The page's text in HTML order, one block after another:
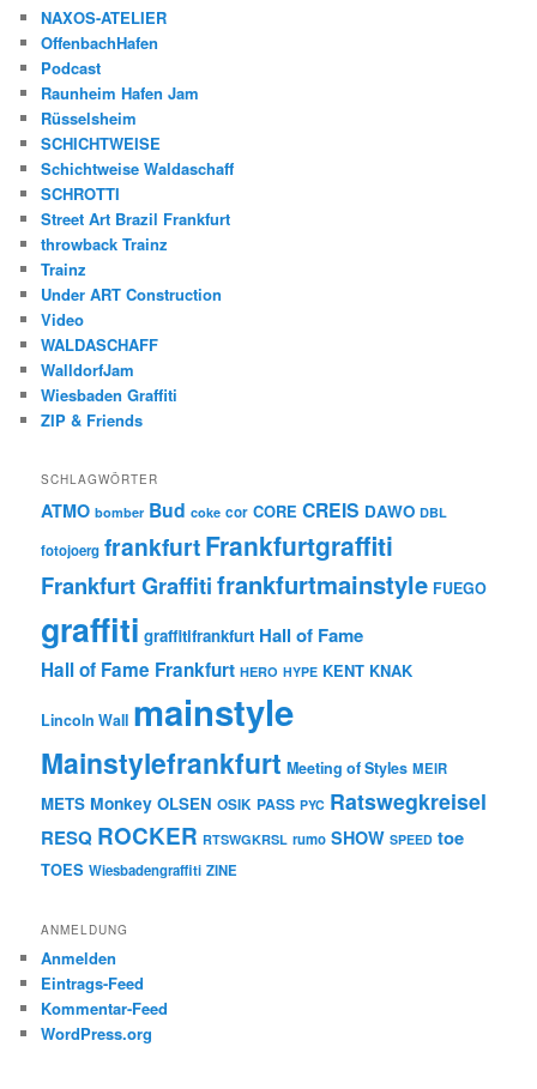
NAXOS-ATELIER
OffenbachHafen
Podcast
Raunheim Hafen Jam
Rüsselsheim
SCHICHTWEISE
Schichtweise Waldaschaff
SCHROTTI
Street Art Brazil Frankfurt
throwback Trainz
Trainz
Under ART Construction
Video
WALDASCHAFF
WalldorfJam
Wiesbaden Graffiti
ZIP & Friends
SCHLAGWÖRTER
ATMO bomber Bud coke cor CORE CREIS DAWO DBL
fotojoerg frankfurtFrankfurtgraffiti
Frankfurt Graffitifrankfurtmainstyle FUEGO
graffiti graffitifrankfurt Hall of Fame
Hall of Fame Frankfurt HERO HYPE KENT KNAK
Lincoln Wall mainstyle
Mainstylefrankfurt Meeting of Styles MEIR
METS Monkey OLSEN OSIK PASS PYC Ratswegkreisel
RESQ ROCKER RTSWGKRSL rumo SHOW SPEED toe
TOES Wiesbadengraffiti ZINE
ANMELDUNG
Anmelden
Eintrags-Feed
Kommentar-Feed
WordPress.org